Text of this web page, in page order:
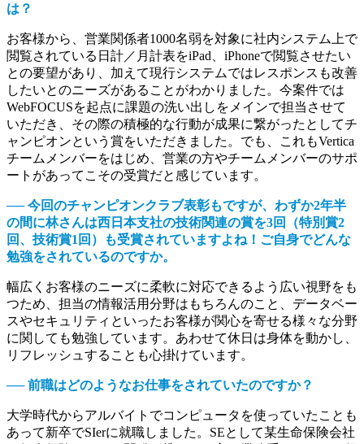
は？
お客様から、営業関係者1000名弱を対象に社内システム上で
閲覧されている日計／月計表をiPad、iPhoneで閲覧させたい
との要望があり、加えて現行システムではレスポンスも改善
したいとのニーズがあることがわかりました。今案件では
WebFOCUSを起点に課題の洗い出しをメインで担当させて
いただき、その際の積極的な行動が成果に繋がったとしてチ
ャンピオンという賞をいただきました。でも、これもVertica
チームメンバーをはじめ、営業の方やチームメンバーのサポ
ートがあってこその受賞だと感じています。
── 今回のチャンピオンクラブ表彰もですが、わずか2年半
の間に林さんは西日本支社の技術関連の賞を3回（特別賞2
回、技術賞1回）も受賞されていますよね！ご自身でどんな
勉強をされているのですか。
幅広くお客様のニーズに柔軟に対応できるよう広い視野をも
つため、担当の情報活用分野はもちろんのこと、データベー
スやセキュリティといったお客様が関心を寄せる様々な分野
に関しても勉強しています。あわせて休日は身体を動かし、
リフレッシュすることも心掛けています。
── 前職はどのようなお仕事をされていたのですか？
大学時代からアルバイトでコンピュータを使っていたことも
あって新卒でSIerに就職しました。SEとして某生命保険会社